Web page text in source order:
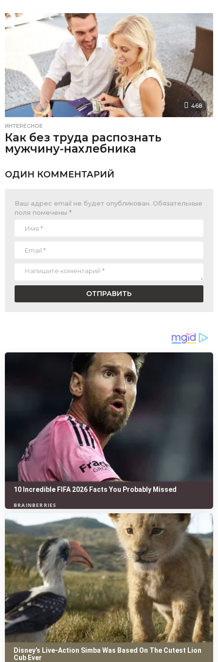
468
ИНТЕРЕСНОЕ
Как без труда распознать
мужчину-нахлебника
ОДИН КОММЕНТАРИЙ
Ваш адрес email не будет опубликован. Обязательные
поля помечены *